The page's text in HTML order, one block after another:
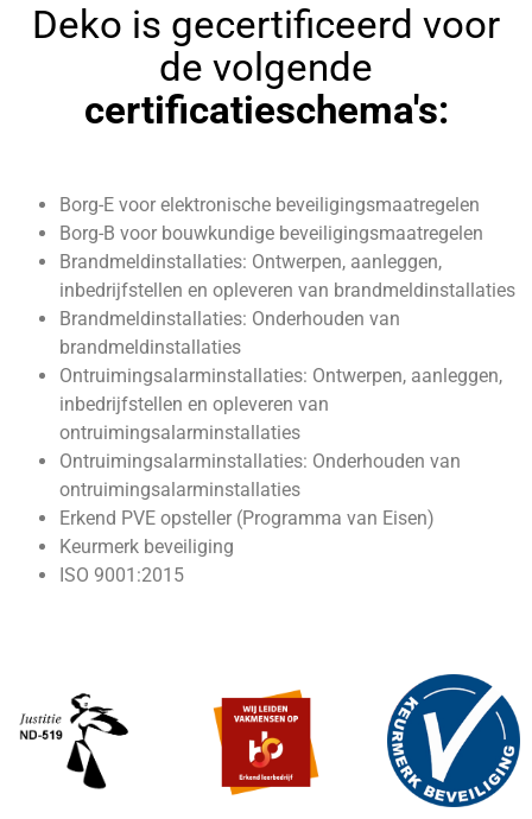
Deko is gecertificeerd voor
de volgende
certificatieschema's:
Borg-E voor elektronische beveiligingsmaatregelen
Borg-B voor bouwkundige beveiligingsmaatregelen
Brandmeldinstallaties: Ontwerpen, aanleggen,
inbedrijfstellen en opleveren van brandmeldinstallaties
Brandmeldinstallaties: Onderhouden van
brandmeldinstallaties
Ontruimingsalarminstallaties: Ontwerpen, aanleggen,
inbedrijfstellen en opleveren van
ontruimingsalarminstallaties
Ontruimingsalarminstallaties: Onderhouden van
ontruimingsalarminstallaties
Erkend PVE opsteller (Programma van Eisen)
Keurmerk beveiliging
ISO 9001:2015